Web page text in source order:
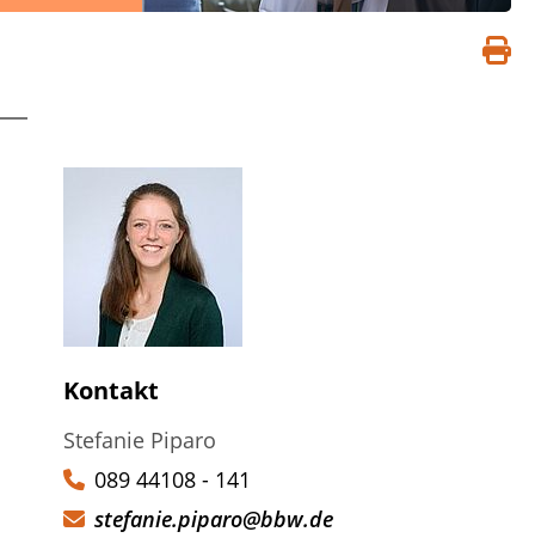
Kontakt
Stefanie Piparo
089 44108 - 141
stefanie.piparo@bbw.de